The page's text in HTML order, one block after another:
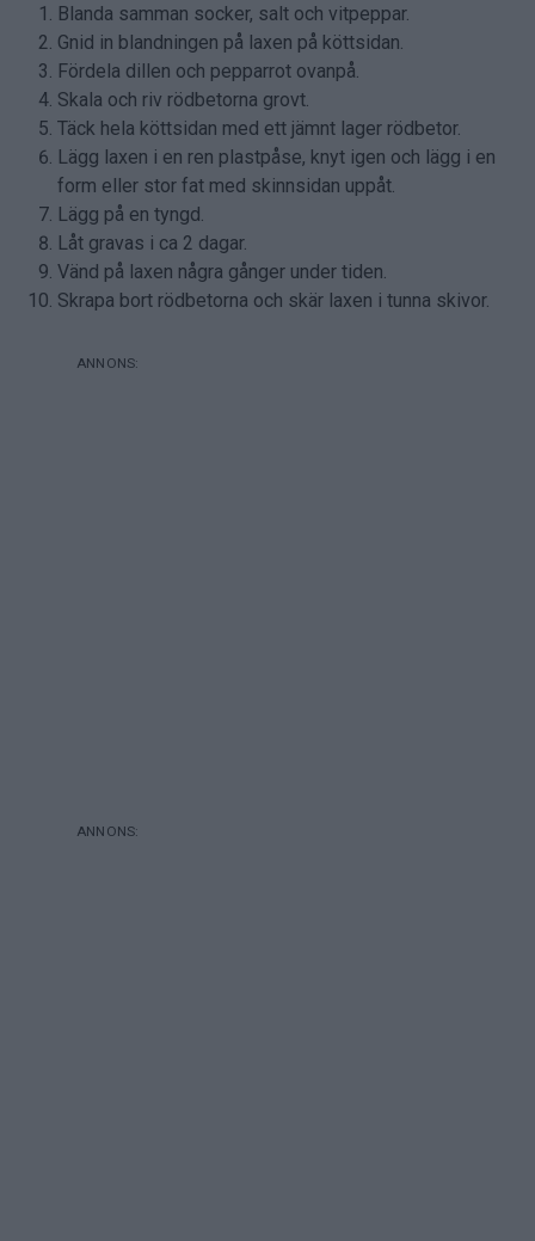
Blanda samman socker, salt och vitpeppar.
Gnid in blandningen på laxen på köttsidan.
Fördela dillen och pepparrot ovanpå.
Skala och riv rödbetorna grovt.
Täck hela köttsidan med ett jämnt lager rödbetor.
Lägg laxen i en ren plastpåse, knyt igen och lägg i en
form eller stor fat med skinnsidan uppåt.
Lägg på en tyngd.
Låt gravas i ca 2 dagar.
Vänd på laxen några gånger under tiden.
Skrapa bort rödbetorna och skär laxen i tunna skivor.